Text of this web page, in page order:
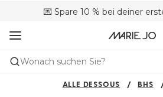
💌 Spare 10 % bei deiner
🚚 Kostenloser Versand bei
📦 Kostenlose
Wonach suchen Sie?
ALLE DESSOUS BHS